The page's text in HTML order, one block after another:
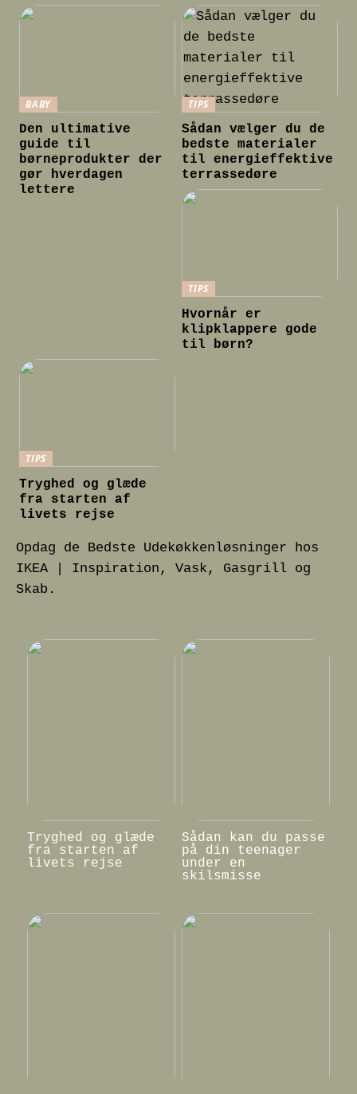
BABY
Den ultimative
guide til
børneprodukter der
gør hverdagen
lettere
TIPS
Sådan vælger du de
bedste materialer
til energieffektive
terrassedøre
TIPS
Hvornår er
klipklappere gode
til børn?
TIPS
Tryghed og glæde
fra starten af
livets rejse
Opdag de Bedste Udekøkkenløsninger hos
IKEA | Inspiration, Vask, Gasgrill og
Skab.
Tryghed og glæde
fra starten af
livets rejse
Sådan kan du passe
på din teenager
under en
skilsmisse